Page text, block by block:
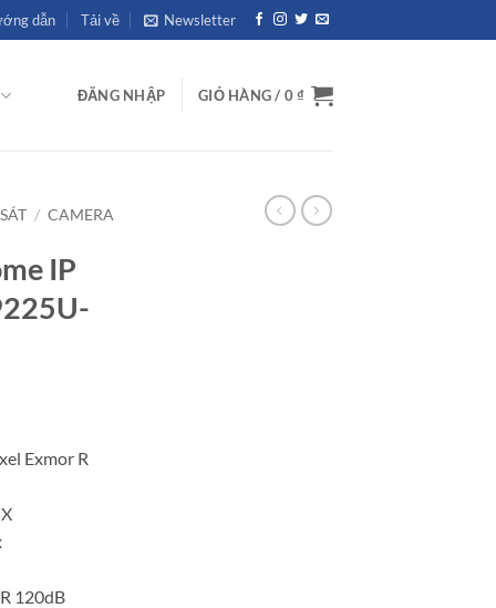
dẫn Tải về Newsletter
ĐĂNG NHẬP GIỎ HÀNG / 0₫
/ CAMERA
IP
Exmor R
120dB